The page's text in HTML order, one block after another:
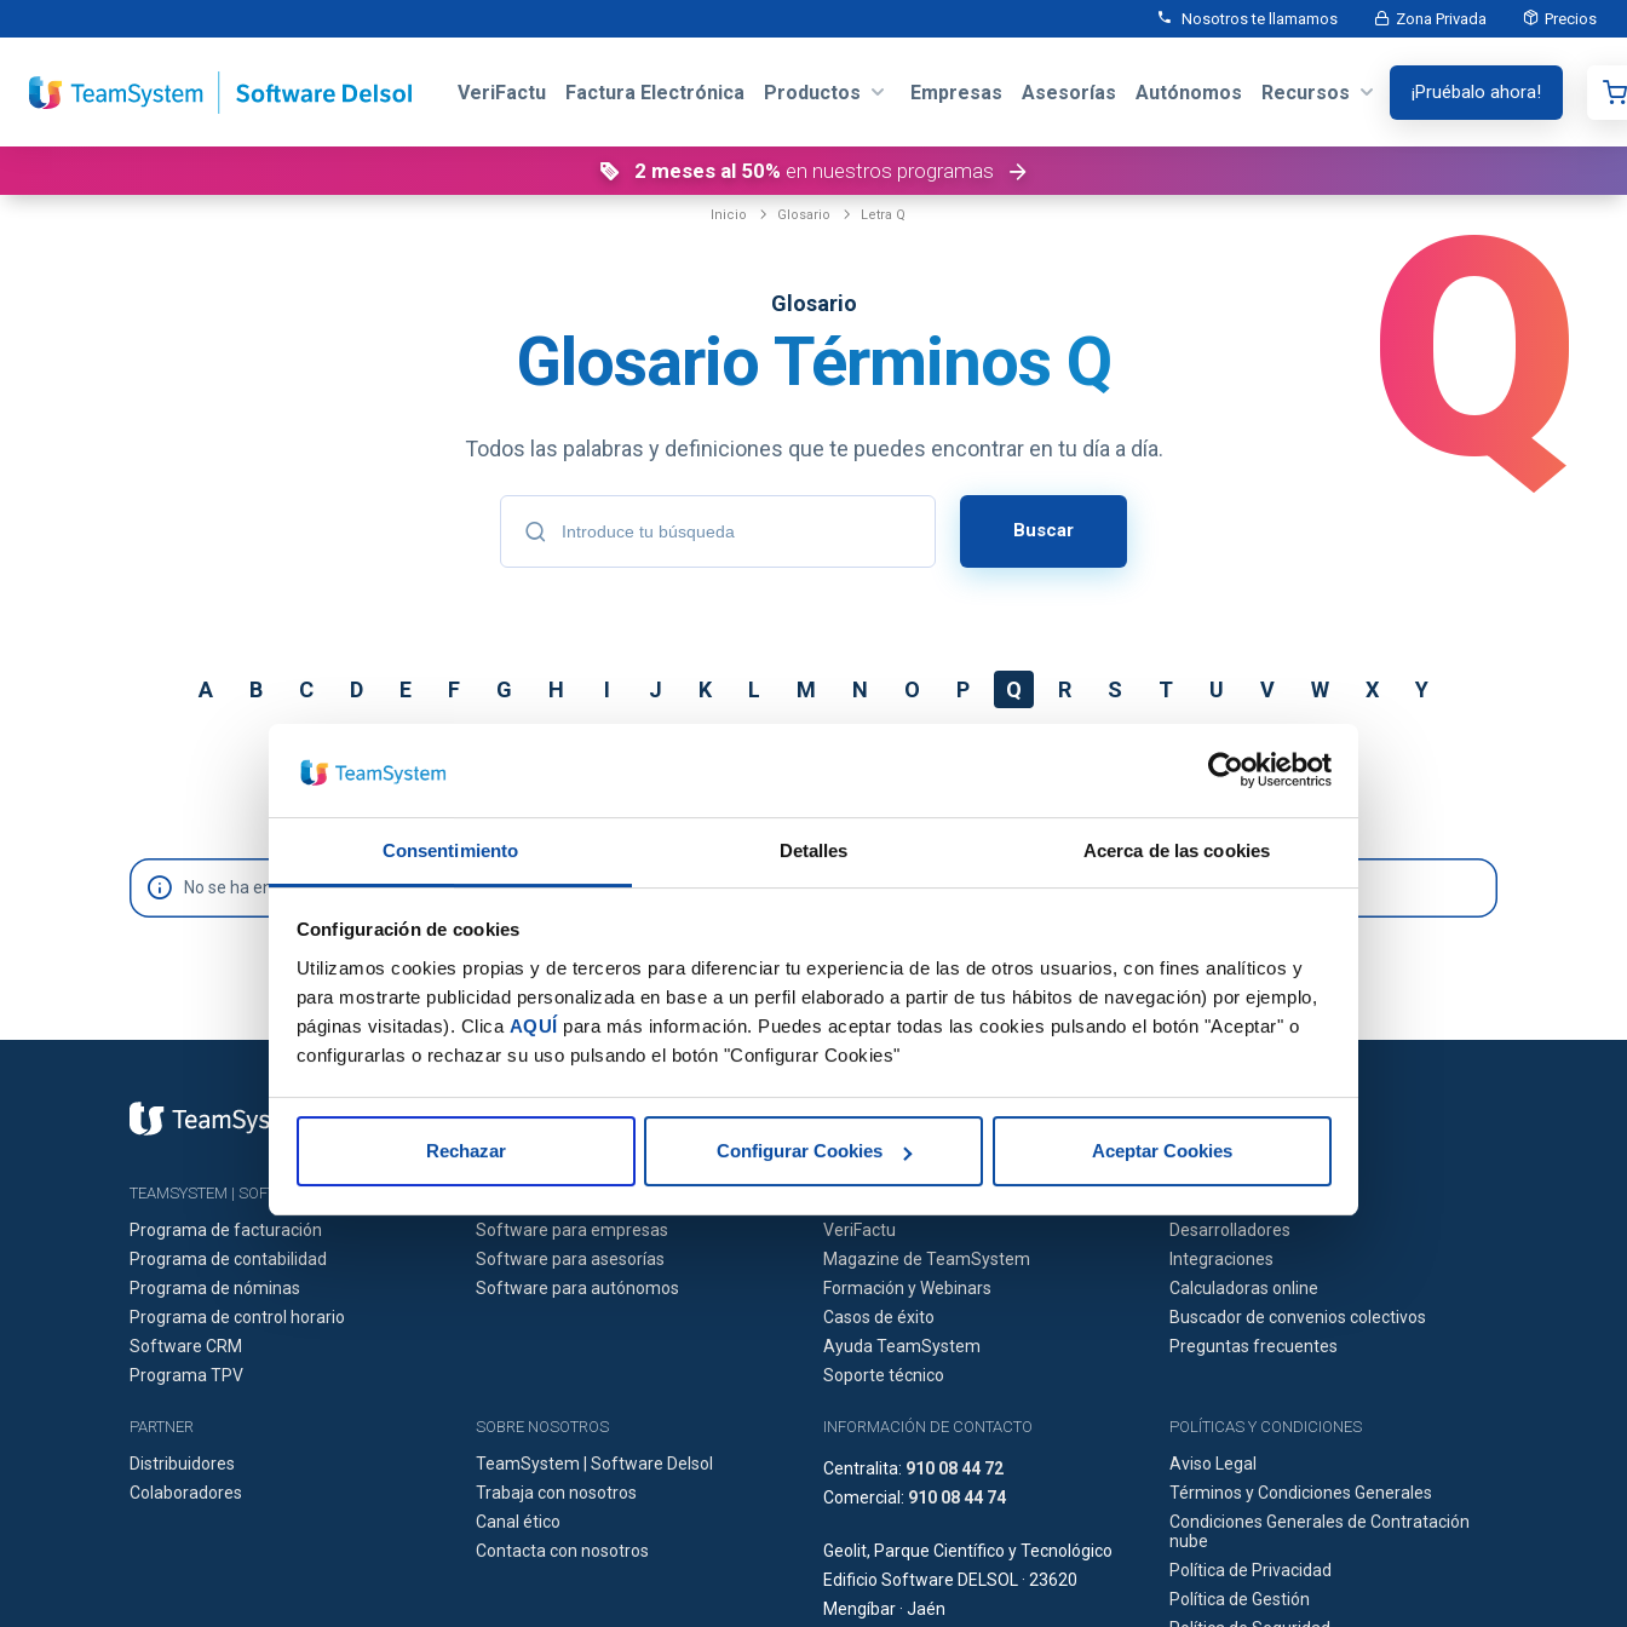
Consentimiento Detalles Acerca de las cookies
Configuración de cookies
Utilizamos cookies propias y de terceros para diferenciar tu experiencia de las de otros usuarios, con fines analíticos y
para mostrarte publicidad personalizada en base a un perfil elaborado a partir de tus hábitos de navegación) por ejemplo,
páginas visitadas). Clica AQUÍ para más información. Puedes aceptar todas las cookies pulsando el botón "Aceptar" o
configurarlas o rechazar su uso pulsando el botón "Configurar Cookies"
Rechazar Configurar Cookies Aceptar Cookies
Nosotros te llamamos Zona Privada Precios
VeriFactu Factura Electrónica Productos Empresas Asesorías Autónomos Recursos ¡Pruébalo ahora!
2 meses al 50% en nuestros programas
Inicio Glosario Letra Q Q
Glosario
Glosario Términos Q
Todos las palabras y definiciones que te puedes encontrar en tu día a día.
Buscar
A B C D E F G H I J K L M N O P Q R S T U V W X Y
No se ha encontrado ningua definición
TEAMSYSTEM | SOFTWARE DELSOL
Programa de facturación
Programa de contabilidad
Programa de nóminas
Programa de control horario
Software CRM
Programa TPV
Software para empresas
Software para asesorías
Software para autónomos
VeriFactu
Magazine de TeamSystem
Formación y Webinars
Casos de éxito
Ayuda TeamSystem
Soporte técnico
Desarrolladores
Integraciones
Calculadoras online
Buscador de convenios colectivos
Preguntas frecuentes
PARTNER
Distribuidores
Colaboradores
SOBRE NOSOTROS
TeamSystem | Software Delsol
Trabaja con nosotros
Canal ético
Contacta con nosotros
INFORMACIÓN DE CONTACTO
Centralita: 910 08 44 72
Comercial: 910 08 44 74
Geolit, Parque Científico y Tecnológico
Edificio Software DELSOL · 23620
Mengíbar · Jaén
POLÍTICAS Y CONDICIONES
Aviso Legal
Términos y Condiciones Generales
Condiciones Generales de Contratación
nube
Política de Privacidad
Política de Gestión